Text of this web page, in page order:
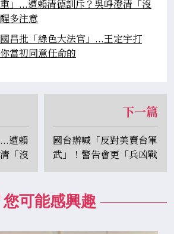
」...遭賴清德訓斥？吳崢澄清「沒
多注意
昌批「綠色大法官」...王定宇打
當初同意任命的
遭賴
「沒
意
下一篇
國台辦喊「反對美賣台軍
武」！警告會更「兵凶戰
危」：買武器買不來安全
您可能感興趣